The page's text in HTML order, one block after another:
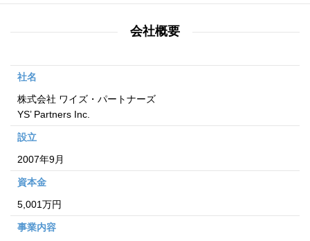
会社概要
社名
株式会社 ワイズ・パートナーズ
YS’ Partners Inc.
設立
2007年9月
資本金
5,001万円
事業内容